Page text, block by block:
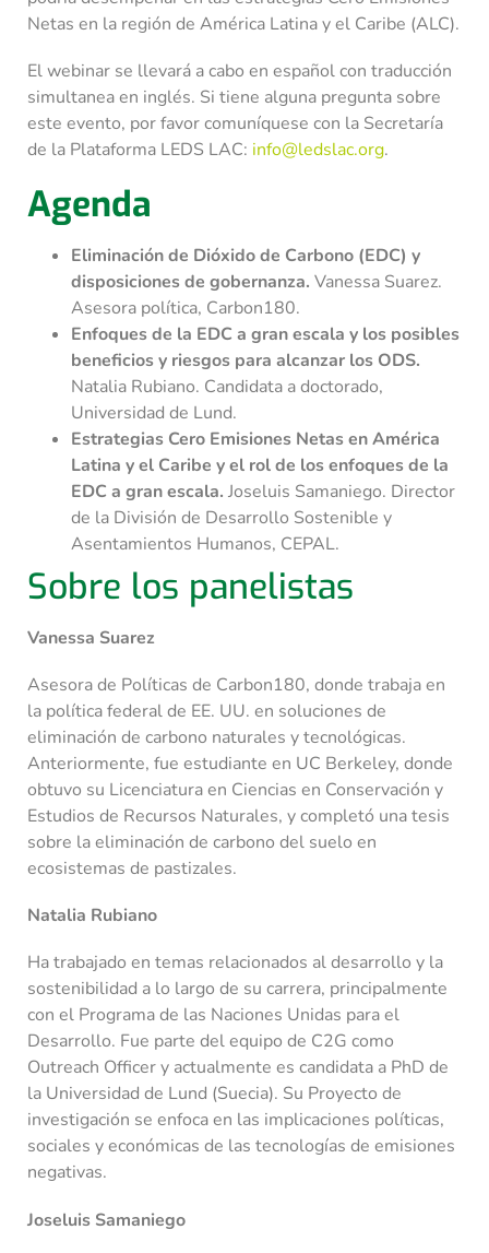
Netas en la región de América Latina y el Caribe (ALC).
El webinar se llevará a cabo en español con traducción
simultanea en inglés. Si tiene alguna pregunta sobre
este evento, por favor comuníquese con la Secretaría
de la Plataforma LEDS LAC: info@ledslac.org.
Agenda
Eliminación de Dióxido de Carbono (EDC) y
disposiciones de gobernanza. Vanessa Suarez.
Asesora política, Carbon180.
Enfoques de la EDC a gran escala y los posibles
beneficios y riesgos para alcanzar los ODS.
Natalia Rubiano. Candidata a doctorado,
Universidad de Lund.
Estrategias Cero Emisiones Netas en América
Latina y el Caribe y el rol de los enfoques de la
EDC a gran escala. Joseluis Samaniego. Director
de la División de Desarrollo Sostenible y
Asentamientos Humanos, CEPAL.
Sobre los panelistas
Vanessa Suarez
Asesora de Políticas de Carbon180, donde trabaja en
la política federal de EE. UU. en soluciones de
eliminación de carbono naturales y tecnológicas.
Anteriormente, fue estudiante en UC Berkeley, donde
obtuvo su Licenciatura en Ciencias en Conservación y
Estudios de Recursos Naturales, y completó una tesis
sobre la eliminación de carbono del suelo en
ecosistemas de pastizales.
Natalia Rubiano
Ha trabajado en temas relacionados al desarrollo y la
sostenibilidad a lo largo de su carrera, principalmente
con el Programa de las Naciones Unidas para el
Desarrollo. Fue parte del equipo de C2G como
Outreach Officer y actualmente es candidata a PhD de
la Universidad de Lund (Suecia). Su Proyecto de
investigación se enfoca en las implicaciones políticas,
sociales y económicas de las tecnologías de emisiones
negativas.
Joseluis Samaniego